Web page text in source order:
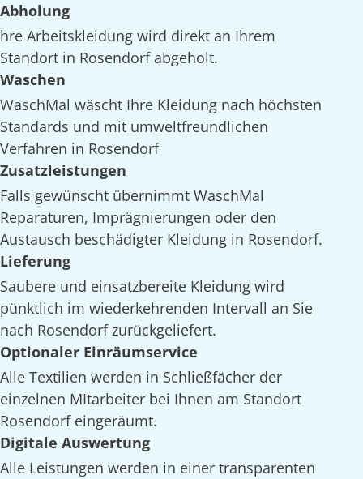
Abholung
hre Arbeitskleidung wird direkt an Ihrem
Standort in Rosendorf abgeholt.
Waschen
WaschMal wäscht Ihre Kleidung nach höchsten
Standards und mit umweltfreundlichen
Verfahren in Rosendorf
Zusatzleistungen
Falls gewünscht übernimmt WaschMal
Reparaturen, Imprägnierungen oder den
Austausch beschädigter Kleidung in Rosendorf.
Lieferung
Saubere und einsatzbereite Kleidung wird
pünktlich im wiederkehrenden Intervall an Sie
nach Rosendorf zurückgeliefert.
Optionaler Einräumservice
Alle Textilien werden in Schließfächer der
einzelnen MItarbeiter bei Ihnen am Standort
Rosendorf eingeräumt.
Digitale Auswertung
Alle Leistungen werden in einer transparenten